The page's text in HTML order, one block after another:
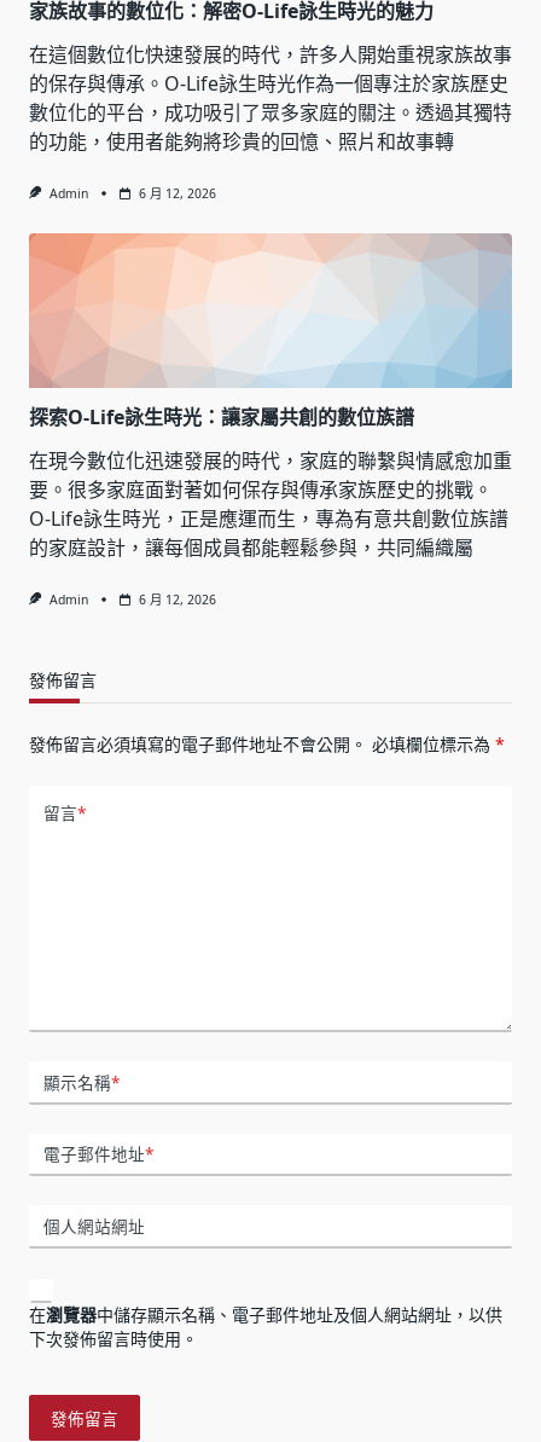
家族故事的數位化：解密O-Life詠生時光的魅力
在這個數位化快速發展的時代，許多人開始重視家族故事
的保存與傳承。O-Life詠生時光作為一個專注於家族歷史
數位化的平台，成功吸引了眾多家庭的關注。透過其獨特
的功能，使用者能夠將珍貴的回憶、照片和故事轉
Admin 6 月 12, 2026
探索O-Life詠生時光：讓家屬共創的數位族譜
在現今數位化迅速發展的時代，家庭的聯繫與情感愈加重
要。很多家庭面對著如何保存與傳承家族歷史的挑戰。
O-Life詠生時光，正是應運而生，專為有意共創數位族譜
的家庭設計，讓每個成員都能輕鬆參與，共同編織屬
Admin 6 月 12, 2026
發佈留言
發佈留言必須填寫的電子郵件地址不會公開。 必填欄位標示為 *
留言*
顯示名稱*
電子郵件地址*
個人網站網址
在瀏覽器中儲存顯示名稱、電子郵件地址及個人網站網址，以供
下次發佈留言時使用。